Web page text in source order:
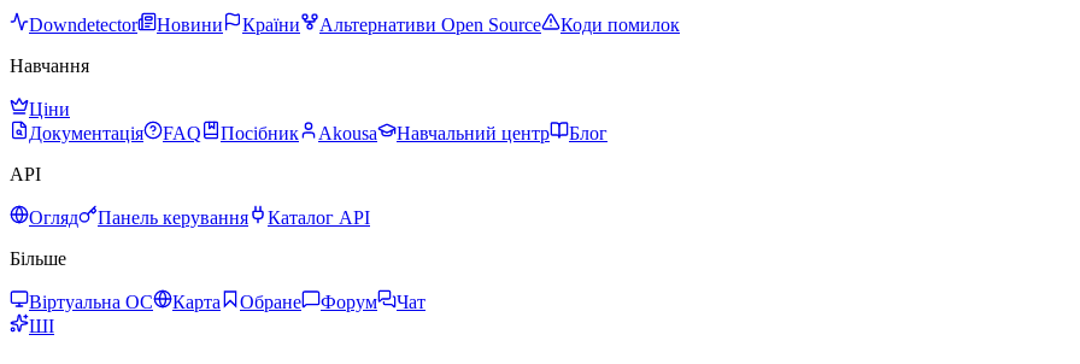
Downdetector Новини Країни Альтернативи Open Source
Коди помилок
Навчання
Ціни
Документація
FAQ Посібник Akousa Навчальний центр
Блог
API
Огляд Панель керування
Каталог API
Більше
Віртуальна ОС Карта Обране Форум
Чат
ШІ